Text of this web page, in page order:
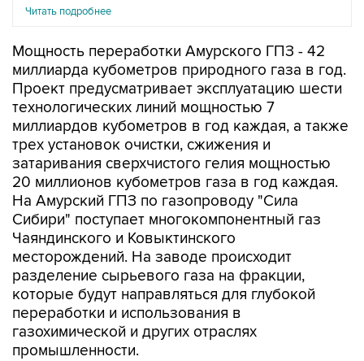
Читать подробнее
Мощность переработки Амурского ГПЗ - 42
миллиарда кубометров природного газа в год.
Проект предусматривает эксплуатацию шести
технологических линий мощностью 7
миллиардов кубометров в год каждая, а также
трех установок очистки, сжижения и
затаривания сверхчистого гелия мощностью
20 миллионов кубометров газа в год каждая.
На Амурский ГПЗ по газопроводу "Сила
Сибири" поступает многокомпонентный газ
Чаяндинского и Ковыктинского
месторождений. На заводе происходит
разделение сырьевого газа на фракции,
которые будут направляться для глубокой
переработки и использования в
газохимической и других отраслях
промышленности.